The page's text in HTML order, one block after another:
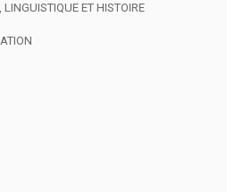
LINGUISTIQUE ET HISTOIRE